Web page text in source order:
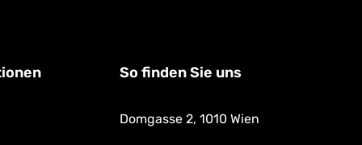
So finden Sie uns
Domgasse 2, 1010 Wien